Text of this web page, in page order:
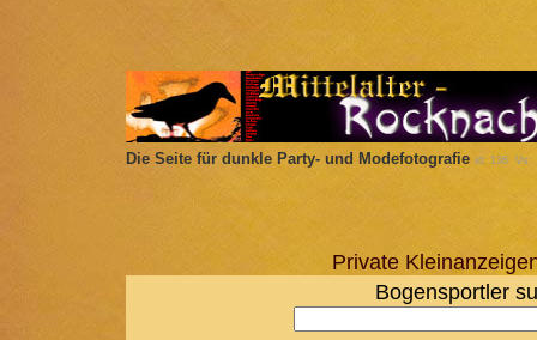
Die Seite für dunkle Party- und Modefotografie id: 136 Vs:
Private
Bogensportler